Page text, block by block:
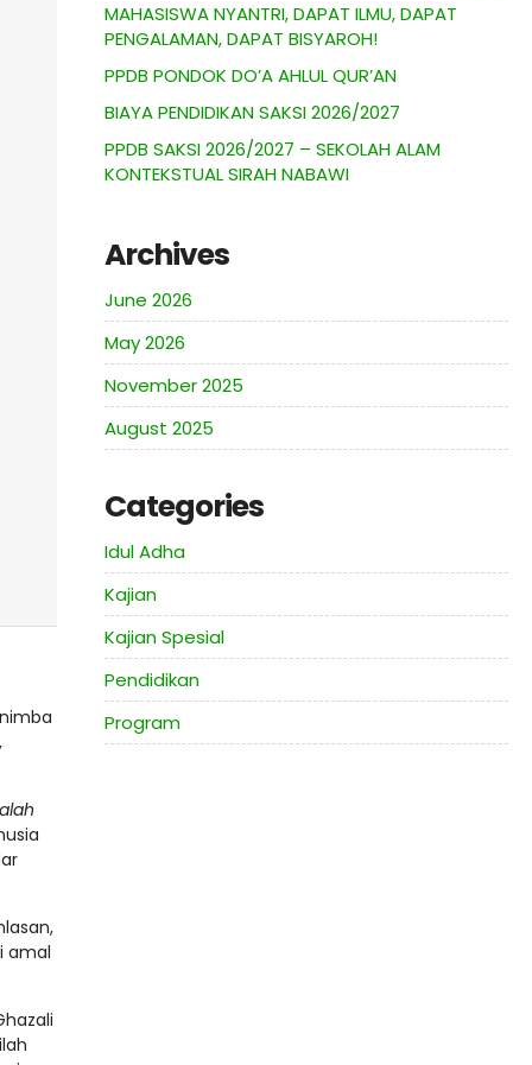
amal
MAHASISWA NYANTRI, DAPAT ILMU, DAPAT
PENGALAMAN, DAPAT BISYAROH!
PPDB PONDOK DO’A AHLUL QUR’AN
BIAYA PENDIDIKAN SAKSI 2026/2027
PPDB SAKSI 2026/2027 – SEKOLAH ALAM
KONTEKSTUAL SIRAH NABAWI
Archives
June 2026
May 2026
November 2025
August 2025
Categories
Idul Adha
Kajian
Kajian Spesial
Pendidikan
Program